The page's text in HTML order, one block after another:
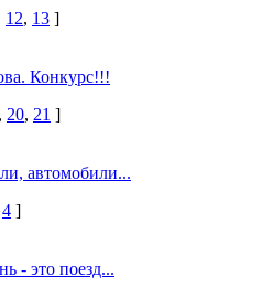
12, 13 ]
Конкурс!!!
, 20, 21 ]
автомобили...
4 ]
- это поезд...